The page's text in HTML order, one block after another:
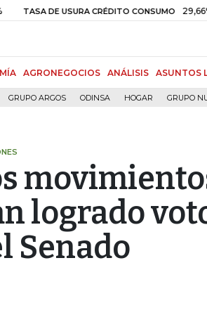
DE USURA CRÉDITO CONSUMO 29,66%
AGRONEGOCIOS ANÁLISIS ASUNTOS
GRUPO ARGOS ODINSA HOGAR GRUPO
logrado
Senado